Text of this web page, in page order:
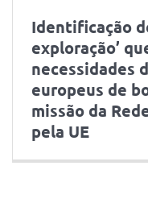
Identificação
exploração’
necessidades
europeus de
missão da
pela UE